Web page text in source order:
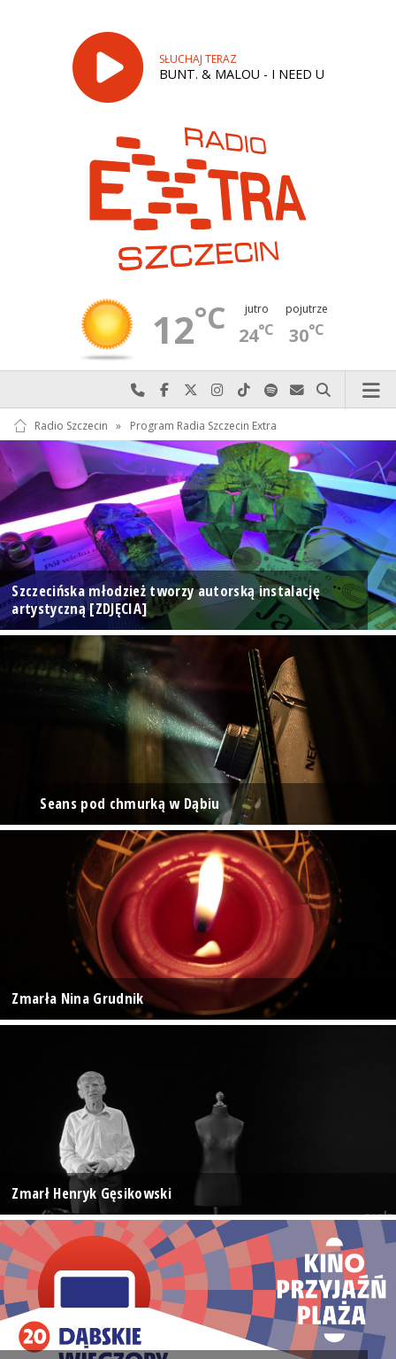
SŁUCHAJ TERAZ
BUNT. & MALOU - I NEED U
12°C jutro
24°C
pojutrze
30°C
Najlepiej po prostu do nas zadzwoń
Odwiedź nas na Facebook-u
Odwiedź nas na X
Odwiedź nas na Instagram-ie
Odwiedź nas na TikTok-u
Szukaj nas na Spotify
Wyślij do nas
Szukaj
Radio Szczecin » Program Radia Szczecin Extra
Szczecińska młodzież tworzy autorską instalację
artystyczną [ZDJĘCIA]
Seans pod chmurką w Dąbiu
Zmarła Nina Grudnik
Zmarł Henryk Gęsikowski